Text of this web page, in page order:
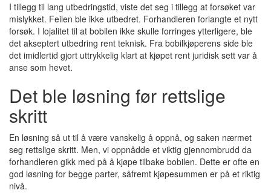
I tillegg til lang utbedringstid, viste det seg i tillegg at forsøket var
mislykket. Feilen ble ikke utbedret. Forhandleren forlangte et nytt
forsøk. I lojalitet til at bobilen ikke skulle forringes ytterligere, ble
det akseptert utbedring rent teknisk. Fra bobilkjøperens side ble
det imidlertid gjort uttrykkelig klart at kjøpet rent juridisk sett var å
anse som hevet.
Det ble løsning før rettslige
skritt
En løsning så ut til å være vanskelig å oppnå, og saken nærmet
seg rettslige skritt. Men, vi oppnådde et viktig gjennombrudd da
forhandleren gikk med på å kjøpe tilbake bobilen. Dette er ofte en
god løsning for begge parter, såfremt kjøpesummen er på et riktig
nivå.